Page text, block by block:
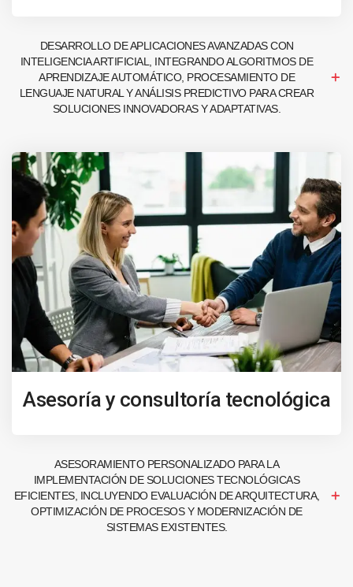
DESARROLLO DE APLICACIONES AVANZADAS CON
INTELIGENCIA ARTIFICIAL, INTEGRANDO ALGORITMOS DE
APRENDIZAJE AUTOMÁTICO, PROCESAMIENTO DE
LENGUAJE NATURAL Y ANÁLISIS PREDICTIVO PARA CREAR
SOLUCIONES INNOVADORAS Y ADAPTATIVAS.
Asesoría y consultoría tecnológica
ASESORAMIENTO PERSONALIZADO PARA LA
IMPLEMENTACIÓN DE SOLUCIONES TECNOLÓGICAS
EFICIENTES, INCLUYENDO EVALUACIÓN DE ARQUITECTURA,
OPTIMIZACIÓN DE PROCESOS Y MODERNIZACIÓN DE
SISTEMAS EXISTENTES.